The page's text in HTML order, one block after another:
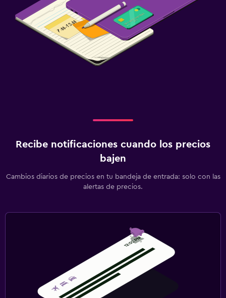
Recibe notificaciones cuando los precios
bajen
Cambios diarios de precios en tu bandeja de entrada: solo con las
alertas de precios.